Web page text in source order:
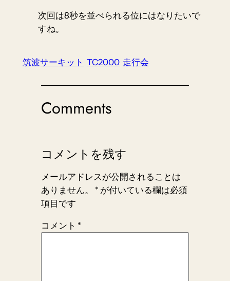
次回は8秒を並べられる位にはなりたいで
すね。
筑波サーキット TC2000 走行会
Comments
コメントを残す
メールアドレスが公開されることは
ありません。
* が付いている欄は必須
項目です
コメント *